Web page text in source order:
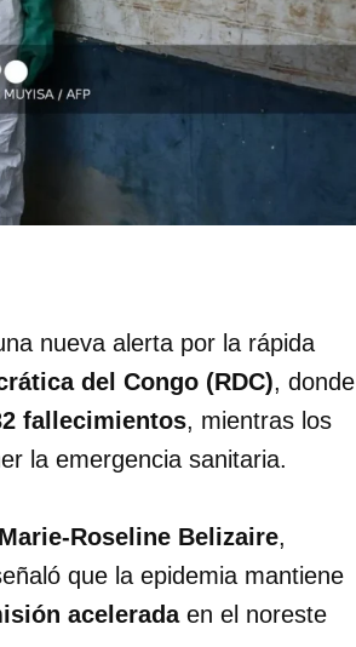
nueva alerta por la rápida
del Congo (RDC), donde
fallecimientos, mientras los
la emergencia sanitaria.
Marie-Roseline Belizaire,
que la epidemia mantiene
aceleradaen el noreste